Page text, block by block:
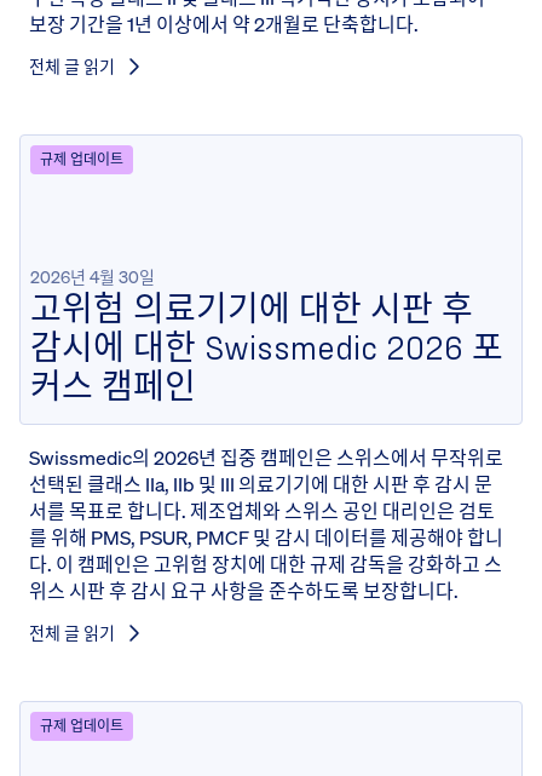
보장 기간을 1년 이상에서 약 2개월로 단축합니다.
전체 글 읽기
규제 업데이트
2026년 4월 30일
고위험 의료기기에 대한 시판 후
감시에 대한 Swissmedic 2026 포
커스 캠페인
Swissmedic의 2026년 집중 캠페인은 스위스에서 무작위로
선택된 클래스 IIa, IIb 및 III 의료기기에 대한 시판 후 감시 문
서를 목표로 합니다. 제조업체와 스위스 공인 대리인은 검토
를 위해 PMS, PSUR, PMCF 및 감시 데이터를 제공해야 합니
다. 이 캠페인은 고위험 장치에 대한 규제 감독을 강화하고 스
위스 시판 후 감시 요구 사항을 준수하도록 보장합니다.
전체 글 읽기
규제 업데이트